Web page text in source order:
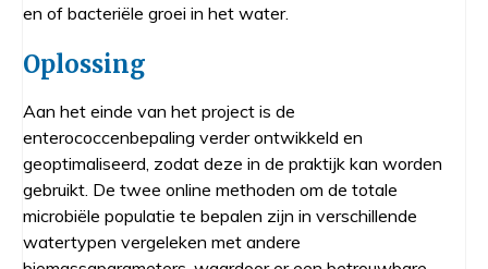
en of bacteriële groei in het water.
Oplossing
Aan het einde van het project is de
enterococcenbepaling verder ontwikkeld en
geoptimaliseerd, zodat deze in de praktijk kan worden
gebruikt. De twee online methoden om de totale
microbiële populatie te bepalen zijn in verschillende
watertypen vergeleken met andere